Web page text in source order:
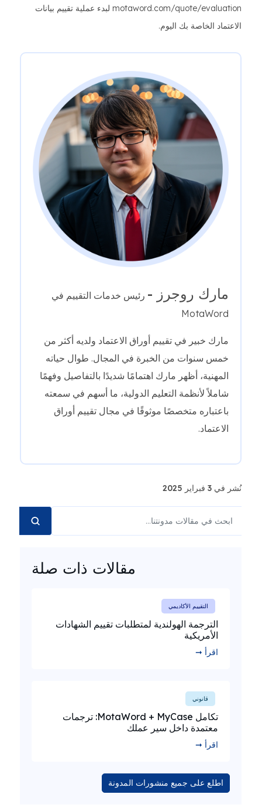
motaword.com/quote/evaluation لبدء عملية تقييم بيانات
الاعتماد الخاصة بك اليوم.
مارك روجرز - رئيس خدمات التقييم في
MotaWord
مارك خبير في تقييم أوراق الاعتماد ولديه أكثر من
خمس سنوات من الخبرة في المجال. طوال حياته
المهنية، أظهر مارك اهتمامًا شديدًا بالتفاصيل وفهمًا
شاملاً لأنظمة التعليم الدولية، ما أسهم في سمعته
باعتباره متخصصًا موثوقًا في مجال تقييم أوراق
الاعتماد.
نُشر في 3 فبراير 2025
مقالات ذات صلة
التقييم الأكاديمي
الترجمة الهولندية لمتطلبات تقييم الشهادات
الأمريكية
اقرأ ➞
قانوني
تكامل MotaWord + MyCase: ترجمات
معتمدة داخل سير عملك
اقرأ ➞
اطلع على جميع منشورات المدونة